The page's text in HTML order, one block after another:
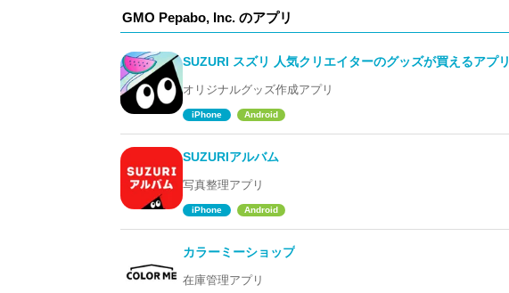
GMO Pepabo, Inc. のアプリ
SUZURI スズリ 人気クリエイターのグッズが買えるアプリ
オリジナルグッズ作成アプリ
iPhone Android
SUZURIアルバム
写真整理アプリ
iPhone Android
カラーミーショップ
在庫管理アプリ